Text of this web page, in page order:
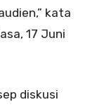
kata
17 Juni
diskusi